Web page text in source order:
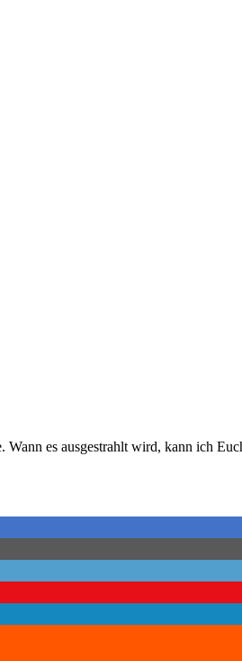
es ausgestrahlt wird, kann ich